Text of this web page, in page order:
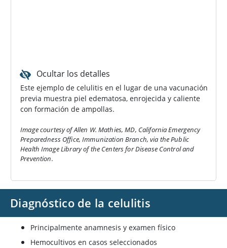
Ocultar los detalles
Este ejemplo de celulitis en el lugar de una vacunación
previa muestra piel edematosa, enrojecida y caliente
con formación de ampollas.
Image courtesy of Allen W. Mathies, MD, California Emergency
Preparedness Office, Immunization Branch, via the Public
Health Image Library of the Centers for Disease Control and
Prevention.
Diagnóstico de la celulitis
Principalmente anamnesis y examen físico
Hemocultivos en casos seleccionados